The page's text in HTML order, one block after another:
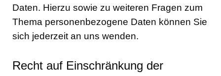
Daten. Hierzu sowie zu weiteren Fragen zum
Thema personenbezogene Daten können Sie
sich jederzeit an uns wenden.
Recht auf Einschränkung der